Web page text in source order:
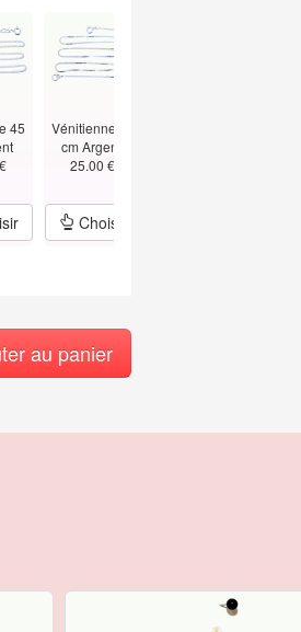
45
Vénitienne 45
cm Argent
25.00 €
Choisir
au panier